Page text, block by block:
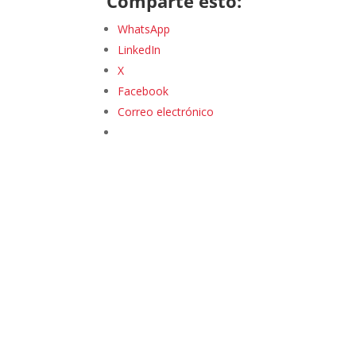
WhatsApp
LinkedIn
X
Facebook
Correo electrónico